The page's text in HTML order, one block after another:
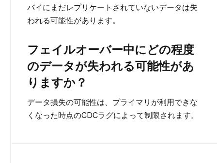
バイにまだレプリケートされていないデータは失
われる可能性があります。
フェイルオーバー中にどの程度
のデータが失われる可能性があ
りますか？
データ損失の可能性は、プライマリが利用できな
くなった時点のCDCラグによって制限されます。